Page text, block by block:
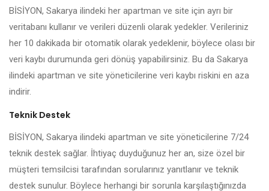
BİSİYON, Sakarya ilindeki her apartman ve site için ayrı bir
veritabanı kullanır ve verileri düzenli olarak yedekler. Verileriniz
her 10 dakikada bir otomatik olarak yedeklenir, böylece olası bir
veri kaybı durumunda geri dönüş yapabilirsiniz. Bu da Sakarya
ilindeki apartman ve site yöneticilerine veri kaybı riskini en aza
indirir.
Teknik Destek
BİSİYON, Sakarya ilindeki apartman ve site yöneticilerine 7/24
teknik destek sağlar. İhtiyaç duyduğunuz her an, size özel bir
müşteri temsilcisi tarafından sorularınız yanıtlanır ve teknik
destek sunulur. Böylece herhangi bir sorunla karşılaştığınızda